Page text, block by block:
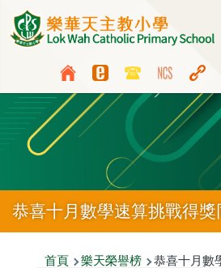
移至主內容
Top
Media
Icon
Button
恭喜十月數學速算挑戰得獎
首頁 樂天榮譽榜 恭喜十月數